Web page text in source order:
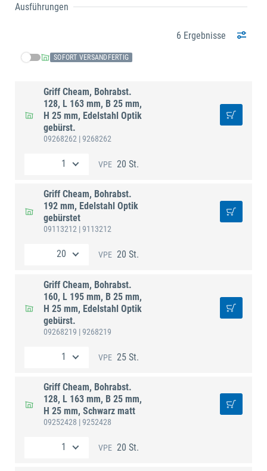
Ausführungen
6 Ergebnisse
SOFORT VERSANDFERTIG
Griff Cheam, Bohrabst.
128, L 163 mm, B 25 mm,
H 25 mm, Edelstahl Optik
gebürst.
09268262 | 9268262
VPE 20 St.
Griff Cheam, Bohrabst.
192 mm, Edelstahl Optik
gebürstet
09113212 | 9113212
VPE 20 St.
Griff Cheam, Bohrabst.
160, L 195 mm, B 25 mm,
H 25 mm, Edelstahl Optik
gebürst.
09268219 | 9268219
VPE 25 St.
Griff Cheam, Bohrabst.
128, L 163 mm, B 25 mm,
H 25 mm, Schwarz matt
09252428 | 9252428
VPE 20 St.